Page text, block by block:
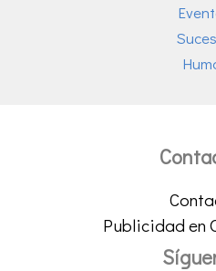
Publicidad en